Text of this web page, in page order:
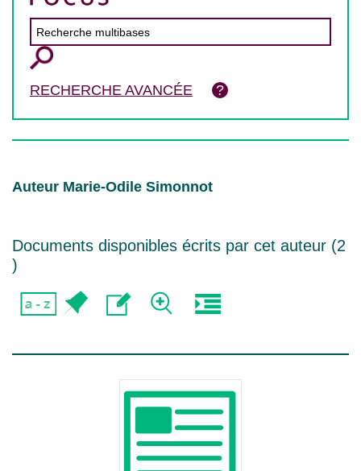
RECHERCHE AVANCÉE
Auteur Marie-Odile Simonnot
Documents disponibles écrits par cet auteur (2
)